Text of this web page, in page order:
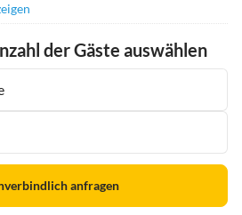
der Gäste auswählen
anfragen